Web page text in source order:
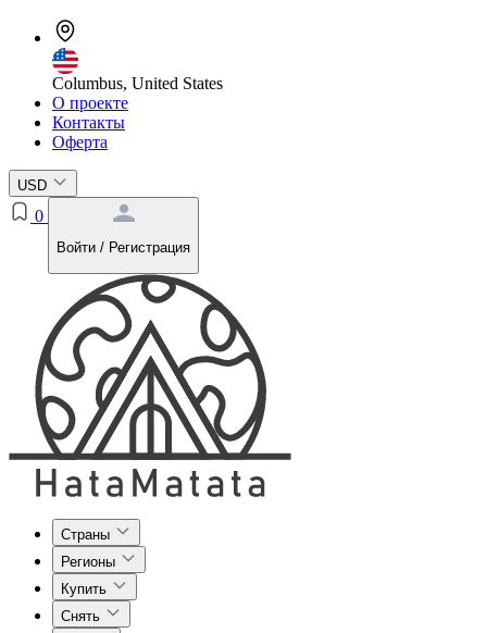
Columbus, United States
О проекте
Контакты
Оферта
USD
0
Войти / Регистрация
Страны
Регионы
Купить
Снять